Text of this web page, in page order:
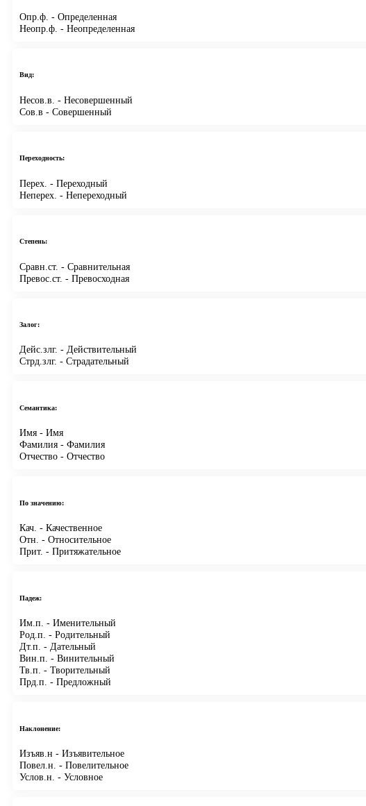
Опр.ф. - Определенная
Неопр.ф. - Неопределенная
Вид:
Несов.в. - Несовершенный
Сов.в - Совершенный
Переходность:
Перех. - Переходный
Неперех. - Непереходный
Степень:
Сравн.ст. - Сравнительная
Превос.ст. - Превосходная
Залог:
Дейс.злг. - Действительный
Стрд.злг. - Страдательный
Семантика:
Имя - Имя
Фамилия - Фамилия
Отчество - Отчество
По значению:
Кач. - Качественное
Отн. - Относительное
Прит. - Притяжательное
Падеж:
Им.п. - Именительный
Род.п. - Родительный
Дт.п. - Дательный
Вин.п. - Винительный
Тв.п. - Творительный
Прд.п. - Предложный
Наклонение:
Изъяв.н - Изъявительное
Повел.н. - Повелительное
Услов.н. - Условное